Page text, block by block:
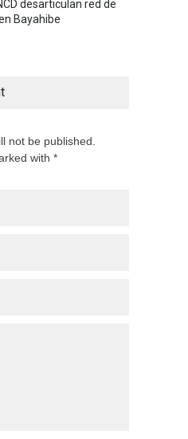
desarticulan red de
Bayahibe
not be published.
with *